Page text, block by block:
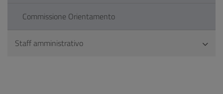
Commissione Orientamento
Staff amministrativo